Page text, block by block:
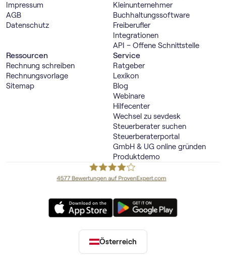
Impressum
AGB
Datenschutz
Kleinunternehmer
Buch­haltungs­software
Freiberufler
Integrationen
API – Offene Schnittstelle
Ressourcen
Rechnung schreiben
Rechnungsvorlage
Sitemap
Service
Ratgeber
Lexikon
Blog
Webinare
Hilfecenter
Wechsel zu sevdesk
Steuerberater suchen
Steuerberaterportal
GmbH & UG online gründen
Produktdemo
Österreich